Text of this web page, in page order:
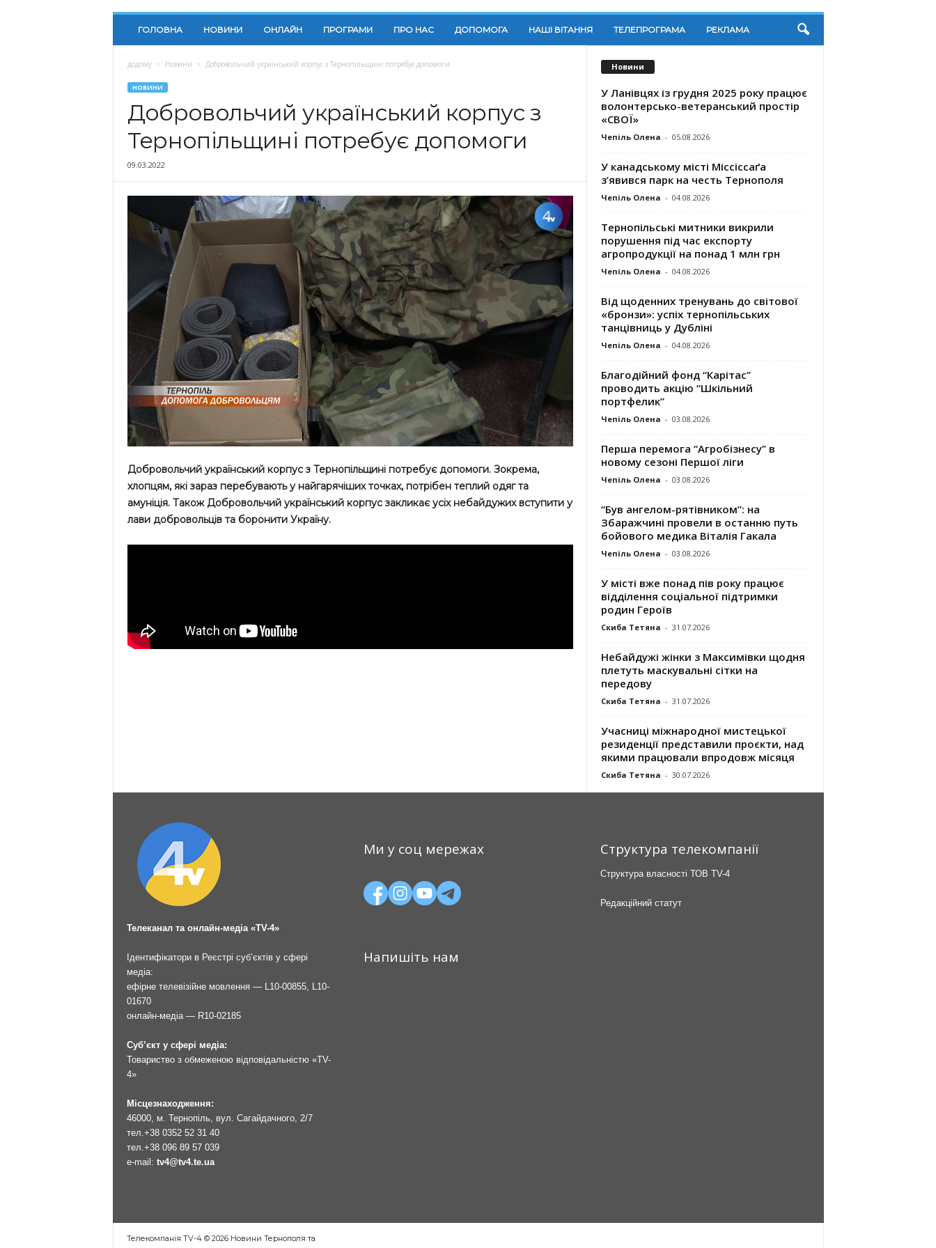
ГОЛОВНА НОВИНИ ОНЛАЙН ПРОГРАМИ ПРО НАС ДОПОМОГА НАШІ ВІТАННЯ ТЕЛЕПРОГРАМА РЕКЛАМА
додому Новини Добровольчий український корпус з Тернопільщині потребує допомоги
НОВИНИ
Добровольчий український корпус з
Тернопільщині потребує допомоги
09.03.2022
Добровольчий український корпус з Тернопільщині потребує допомоги. Зокрема,
хлопцям, які зараз перебувають у найгарячіших точках, потрібен теплий одяг та
амуніція. Також Добровольчий український корпус закликає усіх небайдужих вступити у
лави добровольців та боронити Україну.
Новини
У Ланівцях із грудня 2025 року працює
волонтерсько-ветеранський простір
«СВОЇ»
Чепіль Олена - 05.08.2026
У канадському місті Міссіссаґа
з’явився парк на честь Тернополя
Чепіль Олена - 04.08.2026
Тернопільські митники викрили
порушення під час експорту
агропродукції на понад 1 млн грн
Чепіль Олена - 04.08.2026
Від щоденних тренувань до світової
«бронзи»: успіх тернопільських
танцівниць у Дубліні
Чепіль Олена - 04.08.2026
Благодійний фонд “Карітас”
проводить акцію “Шкільний
портфелик”
Чепіль Олена - 03.08.2026
Перша перемога “Агробізнесу” в
новому сезоні Першої ліги
Чепіль Олена - 03.08.2026
“Був ангелом-рятівником”: на
Збаражчині провели в останню путь
бойового медика Віталія Гакала
Чепіль Олена - 03.08.2026
У місті вже понад пів року працює
відділення соціальної підтримки
родин Героїв
Скиба Тетяна - 31.07.2026
Небайдужі жінки з Максимівки щодня
плетуть маскувальні сітки на
передову
Скиба Тетяна - 31.07.2026
Учасниці міжнародної мистецької
резиденції представили проєкти, над
якими працювали впродовж місяця
Скиба Тетяна - 30.07.2026
Телеканал та онлайн-медіа «TV-4»
Ідентифікатори в Реєстрі суб’єктів у сфері
медіа:
ефірне телевізійне мовлення — L10-00855, L10-
01670
онлайн-медіа — R10-02185
Суб’єкт у сфері медіа:
Товариство з обмеженою відповідальністю «TV-
4»
Місцезнаходження:
46000, м. Тернопіль, вул. Сагайдачного, 2/7
тел. +38 0352 52 31 40
тел. +38 096 89 57 039
e-mail: tv4@tv4.te.ua
Ми у соц мережах
Напишіть нам
Структура телекомпанії
Структура власності ТОВ TV-4
Редакційний статут
Телекомпанія TV-4 © 2026 Новини Тернополя та